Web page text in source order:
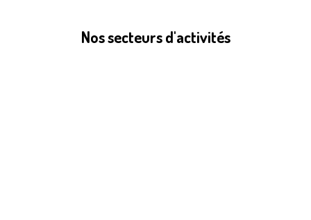
Nos secteurs d'activités